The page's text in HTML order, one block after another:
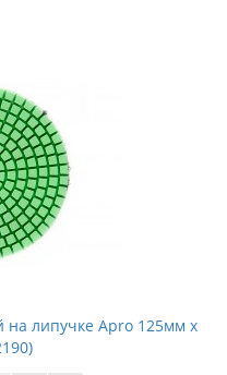
липучке Apro 125мм x